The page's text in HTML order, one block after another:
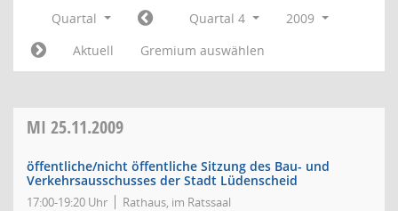
Quartal Quartal 4
2009
Aktuell
Gremium auswählen
MI 25.11.2009
öffentliche/nicht öffentliche Sitzung des Bau- und
Verkehrsausschusses der Stadt Lüdenscheid
17:00-19:20 Uhr Rathaus, im Ratssaal